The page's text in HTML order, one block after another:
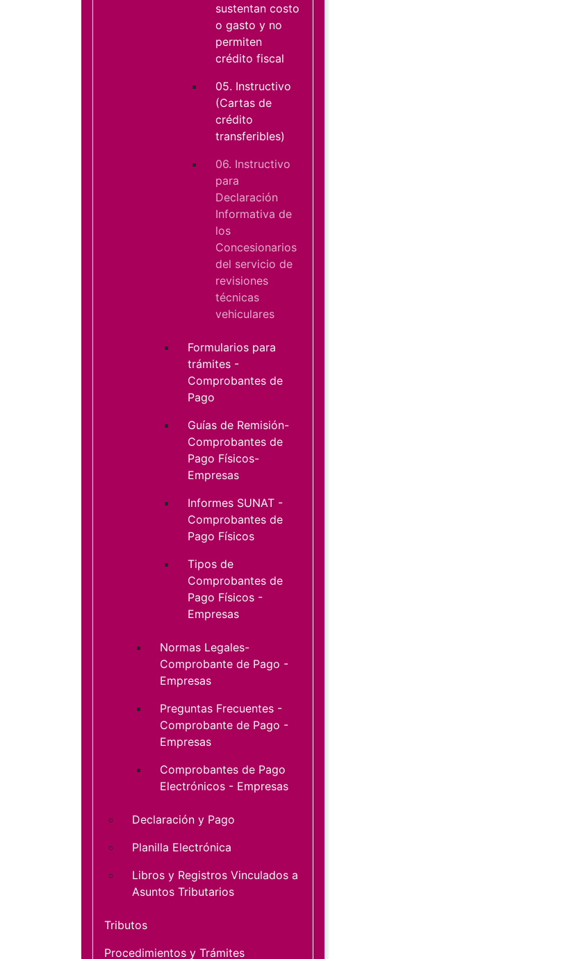
sustentan costo
o gasto y no
permiten
crédito fiscal
05. Instructivo
(Cartas de
crédito
transferibles)
06. Instructivo
para
Declaración
Informativa de
los
Concesionarios
del servicio de
revisiones
técnicas
vehiculares
Formularios para
trámites -
Comprobantes de
Pago
Guías de Remisión-
Comprobantes de
Pago Físicos-
Empresas
Informes SUNAT -
Comprobantes de
Pago Físicos
Tipos de
Comprobantes de
Pago Físicos -
Empresas
Normas Legales-
Comprobante de Pago -
Empresas
Preguntas Frecuentes -
Comprobante de Pago -
Empresas
Comprobantes de Pago
Electrónicos - Empresas
Declaración y Pago
Planilla Electrónica
Libros y Registros Vinculados a
Asuntos Tributarios
Tributos
Procedimientos y Trámites